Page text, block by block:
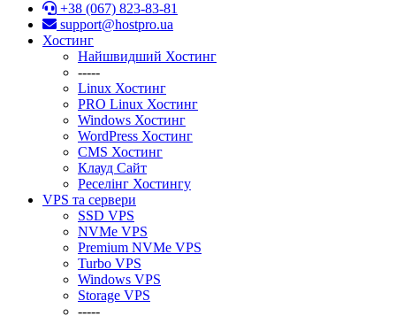
+38 (067) 823-83-81
support@hostpro.ua
Хостинг
Найшвидший Хостинг
-----
Linux Хостинг
PRO Linux Хостинг
Windows Хостинг
WordPress Хостинг
CMS Хостинг
Клауд Сайт
Реселінг Хостингу
VPS та сервери
SSD VPS
NVMe VPS
Premium NVMe VPS
Turbo VPS
Windows VPS
Stоrage VPS
-----